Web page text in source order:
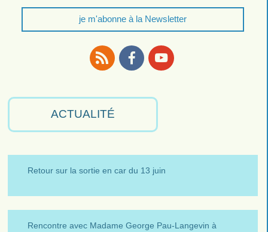
je m'abonne à la Newsletter
ACTUALITÉ
Retour sur la sortie en car du 13 juin
Rencontre avec Madame George Pau-Langevin à